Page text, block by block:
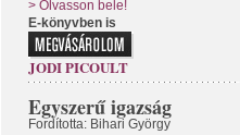
> Olvasson bele!
E-könyvben is
JODI PICOULT
Egyszerű igazság
Fordította: Bihari György